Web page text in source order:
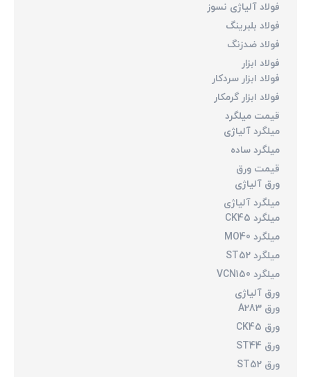
فولاد آلیاژی نسوز
فولاد بلبرینگ
فولاد ضدزنگ
فولاد ابزار
فولاد ابزار سردکار
فولاد ابزار گرمکار
قیمت میلگرد
میلگرد آلیاژی
میلگرد ساده
قیمت ورق
ورق آلیاژی
میلگرد آلیاژی
میلگرد CK45
میلگرد MO40
میلگرد ST52
میلگرد VCN150
ورق آلیاژی
ورق A283
ورق CK45
ورق ST44
ورق ST52